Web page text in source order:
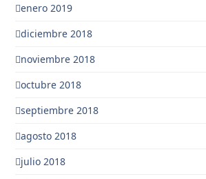
enero 2019
diciembre 2018
noviembre 2018
octubre 2018
septiembre 2018
agosto 2018
julio 2018